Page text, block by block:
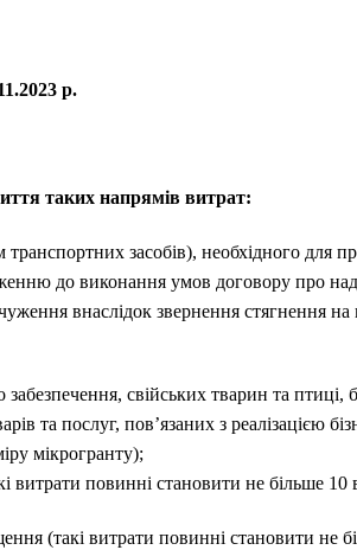
р.
таких напрямів витрат:
засобів), необхідного для
до виконання умов договору про
внаслідок звернення стягнення
забезпечення, свійських тварин та
та послуг, пов’язаних з реалізацією
мікрогранту);
витрати повинні становити не більше 10
(такі витрати повинні становити не